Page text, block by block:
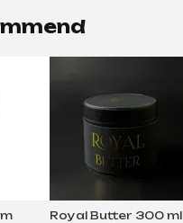
Royal Butter 300 ml